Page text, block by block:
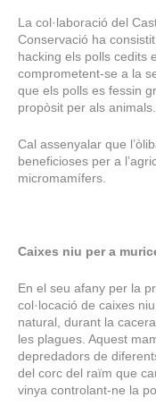
La col·laboració del
Conservació ha
hacking els polls cedits
comprometent-se a la
que els polls es fessin
propòsit per als animals.
Cal assenyalar que
beneficioses per a
micromamífers.
Caixes niu per a
En el seu afany per la
col·locació de caixes
natural, durant la
les plagues. Aquest
depredadors de
del corc del raïm que
vinya controlant-ne la